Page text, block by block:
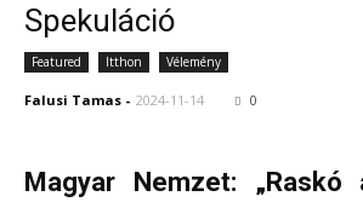
Spekuláció
Featured Itthon Vélemény
Falusi Tamas - 2024-11-14 0
Magyar Nemzet: „Raskó